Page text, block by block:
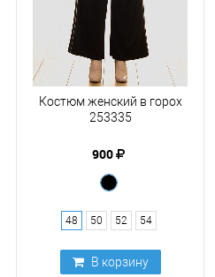
Костюм женский в горох
253335
900
48 50 52 54
В корзину